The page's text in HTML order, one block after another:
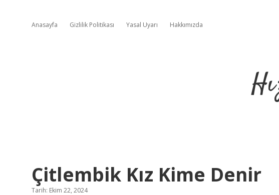
Anasayfa Gizlilik Politikası Yasal Uyarı Hakkımızda
Çitlembik Kız Kime Denir
Tarih: Ekim 22, 2024